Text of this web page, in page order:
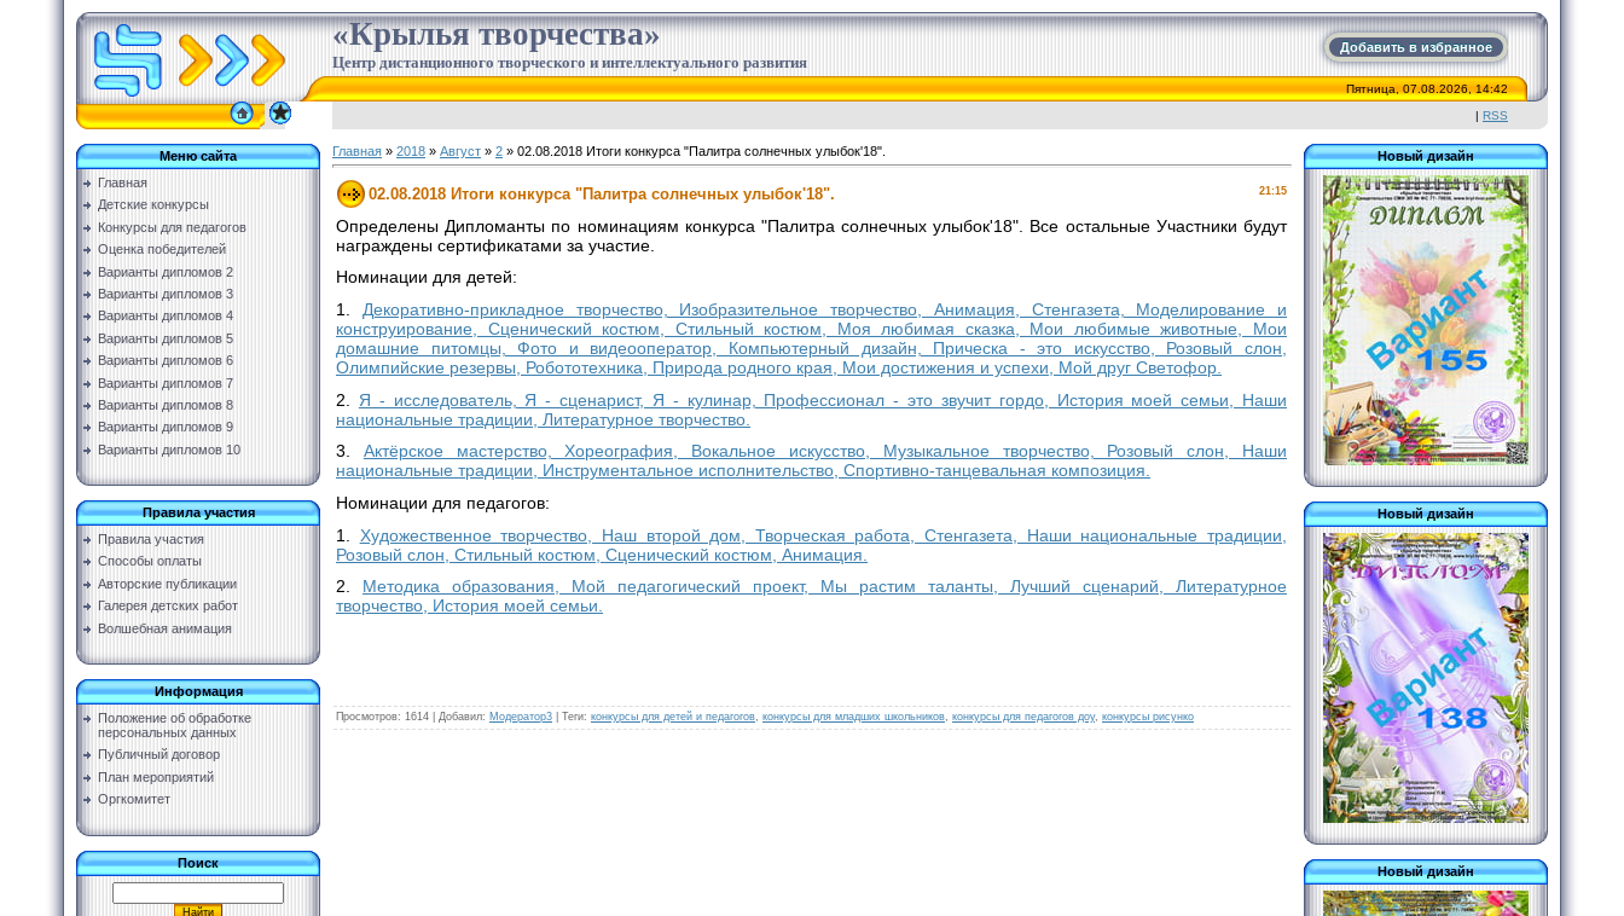
Добавить в избранное
«Крылья творчества»
Центр дистанционного творческого и интеллектуального развития
Пятница, 07.08.2026, 14:42
| RSS
Меню сайта
Главная
Детские конкурсы
Конкурсы для педагогов
Оценка победителей
Варианты дипломов 2
Варианты дипломов 3
Варианты дипломов 4
Варианты дипломов 5
Варианты дипломов 6
Варианты дипломов 7
Варианты дипломов 8
Варианты дипломов 9
Варианты дипломов 10
Правила участия
Правила участия
Способы оплаты
Авторские публикации
Галерея детских работ
Волшебная анимация
Информация
Положение об обработке
персональных данных
Публичный договор
План мероприятий
Оргкомитет
Поиск
Главная » 2018 » Август » 2 » 02.08.2018 Итоги конкурса "Палитра солнечных улыбок'18".
21:15
02.08.2018 Итоги конкурса "Палитра солнечных улыбок'18".
Определены Дипломанты по номинациям конкурса "Палитра солнечных улыбок'18". Все остальные Участники будут
награждены сертификатами за участие.
Номинации для детей:
1. Декоративно-прикладное творчество, Изобразительное творчество, Анимация, Стенгазета, Моделирование и
конструирование, Сценический костюм, Стильный костюм, Моя любимая сказка, Мои любимые животные, Мои
домашние питомцы, Фото и видеооператор, Компьютерный дизайн, Прическа - это искусство, Розовый слон,
Олимпийские резервы, Робототехника, Природа родного края, Мои достижения и успехи, Мой друг Светофор.
2. Я - исследователь, Я - сценарист, Я - кулинар, Профессионал - это звучит гордо, История моей семьи, Наши
национальные традиции, Литературное творчество.
3. Актёрское мастерство, Хореография, Вокальное искусство, Музыкальное творчество, Розовый слон, Наши
национальные традиции, Инструментальное исполнительство, Спортивно-танцевальная композиция.
Номинации для педагогов:
1. Художественное творчество, Наш второй дом, Творческая работа, Стенгазета, Наши национальные традиции,
Розовый слон, Стильный костюм, Сценический костюм, Анимация.
2. Методика образования, Мой педагогический проект, Мы растим таланты, Лучший сценарий, Литературное
творчество, История моей семьи.
Просмотров: 1614 Добавил: Модератор3 Теги: конкурсы для детей и педагогов конкурсы для младших школьников конкурсы для педагогов доу, конкурсы рисунко
Новый дизайн
Новый дизайн
Новый дизайн